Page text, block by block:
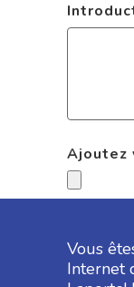
Vous
Internet
Ajoutez